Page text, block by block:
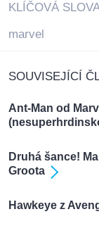
KLÍČOVÁ
marvel
SOUVISEJÍCÍ
Ant-Man od
Druhá šance!
Groota
Hawkeye z